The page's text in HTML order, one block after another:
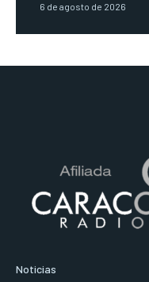
6 de agosto de 2026
Noticias